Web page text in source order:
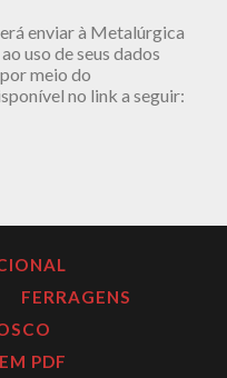
enviar à Metalúrgica
uso de seus dados
por meio do
no link a seguir:
FERRAGENS
PDF